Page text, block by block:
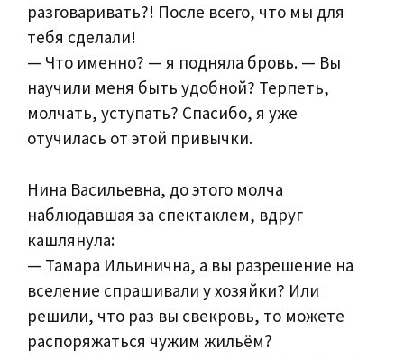
разговаривать?! После всего, что мы для
тебя сделали!
— Что именно? — я подняла бровь. — Вы
научили меня быть удобной? Терпеть,
молчать, уступать? Спасибо, я уже
отучилась от этой привычки.
Нина Васильевна, до этого молча
наблюдавшая за спектаклем, вдруг
кашлянула:
— Тамара Ильинична, а вы разрешение на
вселение спрашивали у хозяйки? Или
решили, что раз вы свекровь, то можете
распоряжаться чужим жильём?